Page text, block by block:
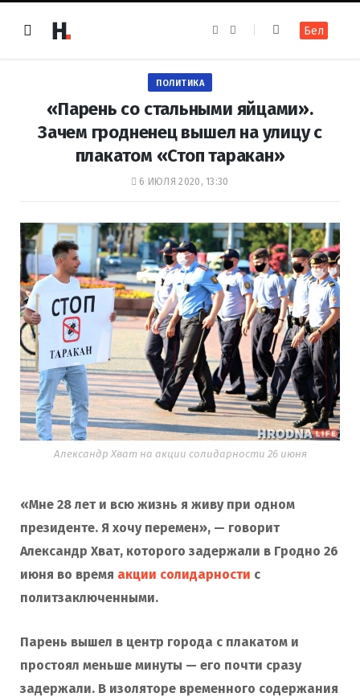
e
k
t
a
m
Бел
ПОЛИТИКА
«Парень со стальными яйцами».
Зачем гродненец вышел на улицу с
плакатом «Стоп таракан»
6 ИЮЛЯ 2020, 13:30
Александр Хват на акции солидарности 26 июня
«Мне 28 лет и всю жизнь я живу при одном
президенте. Я хочу перемен», — говорит
Александр Хват, которого задержали в Гродно 26
июня во время акции солидарности с
политзаключенными.
Парень вышел в центр города с плакатом и
простоял меньше минуты — его почти сразу
задержали. В изоляторе временного содержания